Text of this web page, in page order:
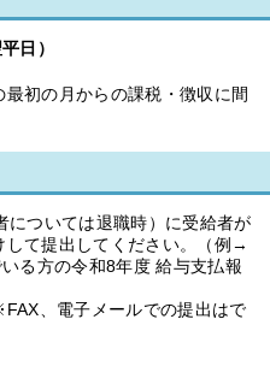
日）
初の月からの課税・徴収に間
ついては退職時）に受給者が
して提出してください。（例→
る方の令和8年度 給与支払報
、電子メールでの提出はで